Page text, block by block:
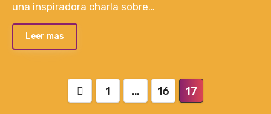
una inspiradora charla sobre…
Leer mas
Paginación
1 … 16 17